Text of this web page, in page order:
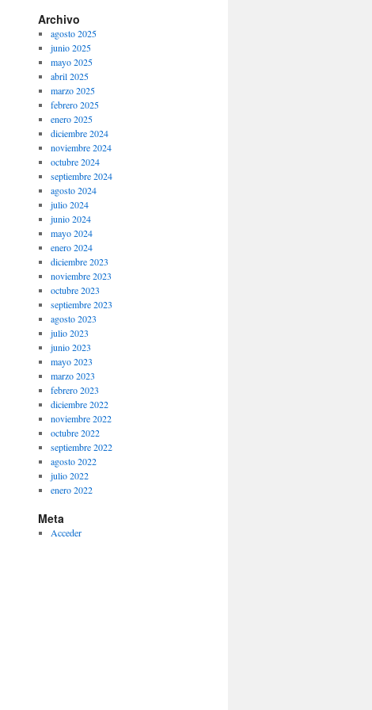
Archivo
agosto 2025
junio 2025
mayo 2025
abril 2025
marzo 2025
febrero 2025
enero 2025
diciembre 2024
noviembre 2024
octubre 2024
septiembre 2024
agosto 2024
julio 2024
junio 2024
mayo 2024
enero 2024
diciembre 2023
noviembre 2023
octubre 2023
septiembre 2023
agosto 2023
julio 2023
junio 2023
mayo 2023
marzo 2023
febrero 2023
diciembre 2022
noviembre 2022
octubre 2022
septiembre 2022
agosto 2022
julio 2022
enero 2022
Meta
Acceder